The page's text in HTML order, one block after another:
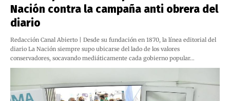
Nación contra la campaña anti obrera del
diario
Redacción Canal Abierto | Desde su fundación en 1870, la línea editorial del
diario La Nación siempre supo ubicarse del lado de los valores
conservadores, socavando mediáticamente cada gobierno popular…